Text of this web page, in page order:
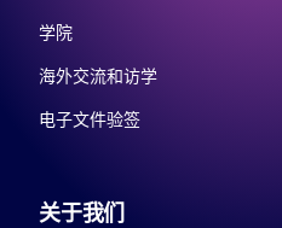
学院
海外交流和访学
电子文件验签
关于我们